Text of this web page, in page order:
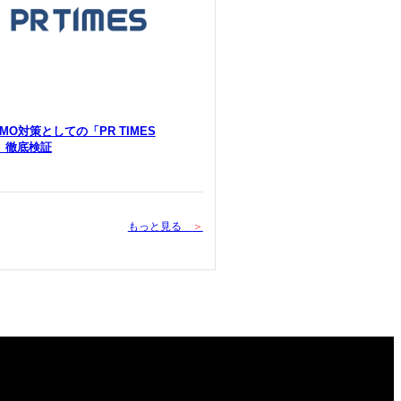
対策としての「PR TIMES
徹底検証
もっと見る ＞